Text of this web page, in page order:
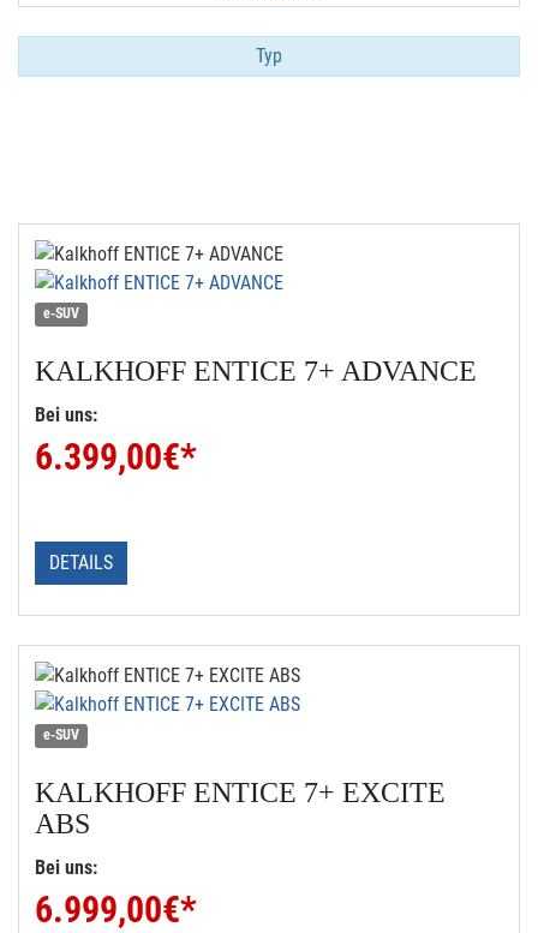
Typ
e-SUV
KALKHOFF ENTICE 7+ ADVANCE
Bei uns:
6.399,00€*
DETAILS
e-SUV
KALKHOFF ENTICE 7+ EXCITE
ABS
Bei uns:
6.999,00€*